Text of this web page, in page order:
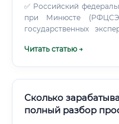
✅ Российский
при Минюсте
государственных экспертов ✅ Московская
России ✅ Частные учебные центры по информационной
значение. Но они
рынок и значительно
Читать статью →
Сколько
полный разбор